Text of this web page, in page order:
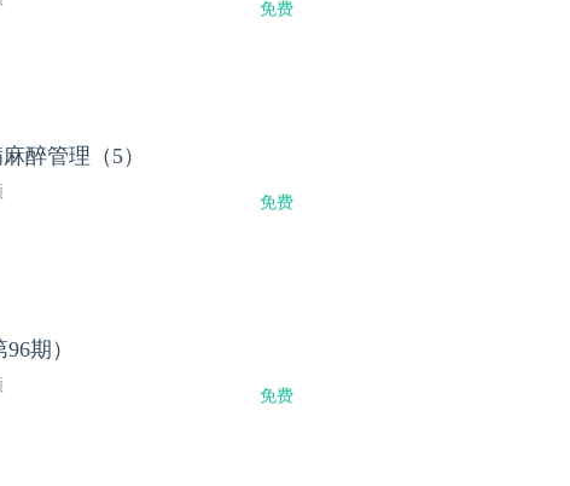
免费
醉管理（5）
免费
期）
免费